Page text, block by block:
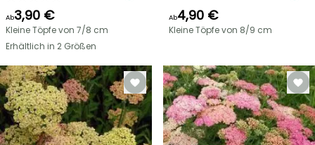
Ab3,90 €
Kleine Töpfe von 7/8 cm
Erhältlich in 2 Größen
Ab4,90 €
Kleine Töpfe von 8/9 cm